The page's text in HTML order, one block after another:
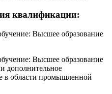
квалификации:
Высшее образование
Высшее образование
дополнительное
в области промышленной